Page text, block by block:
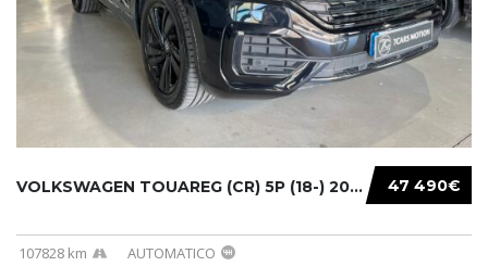
47 490€
VOLKSWAGEN TOUAREG (CR) 5P (18-) 2021...
107828 km AUTOMATICO